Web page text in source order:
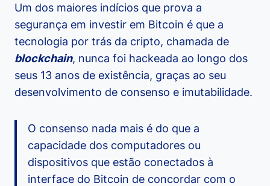
Um dos maiores indícios que prova a
segurança em investir em Bitcoin é que a
tecnologia por trás da cripto, chamada de
blockchain, nunca foi hackeada ao longo dos
seus 13 anos de existência, graças ao seu
desenvolvimento de consenso e imutabilidade.
O consenso nada mais é do que a
capacidade dos computadores ou
dispositivos que estão conectados à
interface do Bitcoin de concordar com o